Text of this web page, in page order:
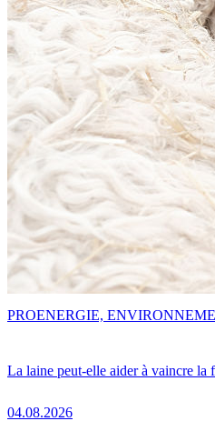
La laine peut-elle aider à vaincre la
04.08.2026
PROENERGIE,